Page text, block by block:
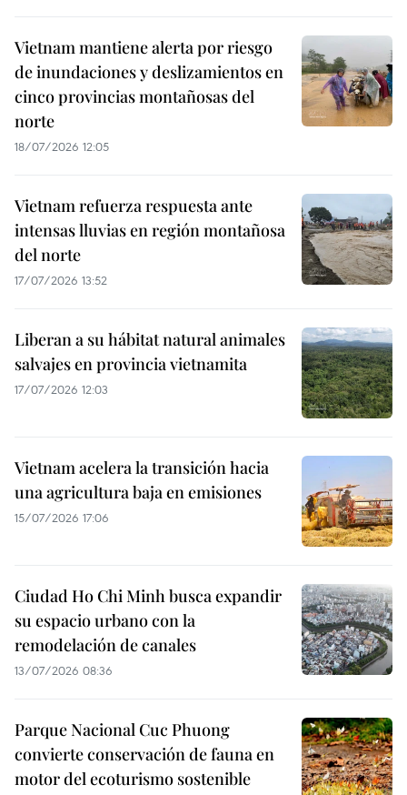
Vietnam mantiene alerta por riesgo
de inundaciones y deslizamientos en
cinco provincias montañosas del
norte
18/07/2026 12:05
Vietnam refuerza respuesta ante
intensas lluvias en región montañosa
del norte
17/07/2026 13:52
Liberan a su hábitat natural animales
salvajes en provincia vietnamita
17/07/2026 12:03
Vietnam acelera la transición hacia
una agricultura baja en emisiones
15/07/2026 17:06
Ciudad Ho Chi Minh busca expandir
su espacio urbano con la
remodelación de canales
13/07/2026 08:36
Parque Nacional Cuc Phuong
convierte conservación de fauna en
motor del ecoturismo sostenible